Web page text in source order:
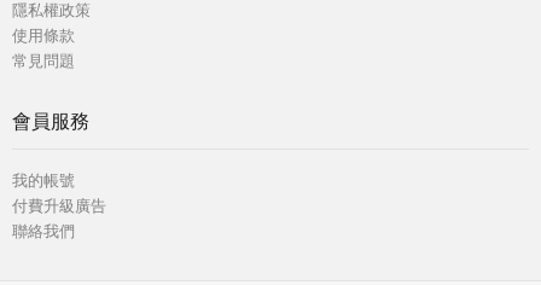
隱私權政策
使用條款
常見問題
會員服務
我的帳號
付費升級廣告
聯絡我們